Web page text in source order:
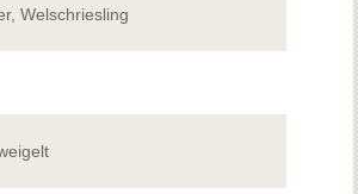
Welschriesling